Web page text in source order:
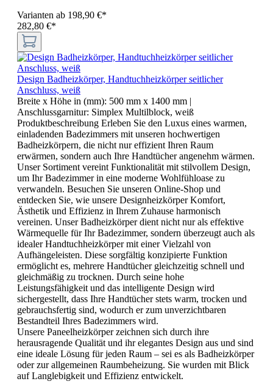
Varianten ab 198,90 €*
282,80 €*
Design Badheizkörper, Handtuchheizkörper seitlicher
Anschluss, weiß
Breite x Höhe in (mm): 500 mm x 1400 mm |
Anschlussgarnitur: Simplex Multilblock, weiß
Produktbeschreibung Erleben Sie den Luxus eines warmen,
einladenden Badezimmers mit unseren hochwertigen
Badheizkörpern, die nicht nur effizient Ihren Raum
erwärmen, sondern auch Ihre Handtücher angenehm wärmen.
Unser Sortiment vereint Funktionalität mit stilvollem Design,
um Ihr Badezimmer in eine moderne Wohlfühloase zu
verwandeln. Besuchen Sie unseren Online-Shop und
entdecken Sie, wie unsere Designheizkörper Komfort,
Ästhetik und Effizienz in Ihrem Zuhause harmonisch
vereinen. Unser Badheizkörper dient nicht nur als effektive
Wärmequelle für Ihr Badezimmer, sondern überzeugt auch als
idealer Handtuchheizkörper mit einer Vielzahl von
Aufhängeleisten. Diese sorgfältig konzipierte Funktion
ermöglicht es, mehrere Handtücher gleichzeitig schnell und
gleichmäßig zu trocknen. Durch seine hohe
Leistungsfähigkeit und das intelligente Design wird
sichergestellt, dass Ihre Handtücher stets warm, trocken und
gebrauchsfertig sind, wodurch er zum unverzichtbaren
Bestandteil Ihres Badezimmers wird.
Unsere Paneelheizkörper zeichnen sich durch ihre
herausragende Qualität und ihr elegantes Design aus und sind
eine ideale Lösung für jeden Raum – sei es als Badheizkörper
oder zur allgemeinen Raumbeheizung. Sie wurden mit Blick
auf Langlebigkeit und Effizienz entwickelt.